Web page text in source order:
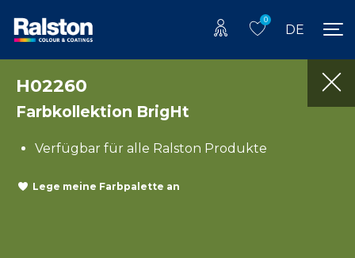
0
DE
H02260
Farbkollektion BrigHt
Verfügbar für alle Ralston Produkte
Lege meine Farbpalette an